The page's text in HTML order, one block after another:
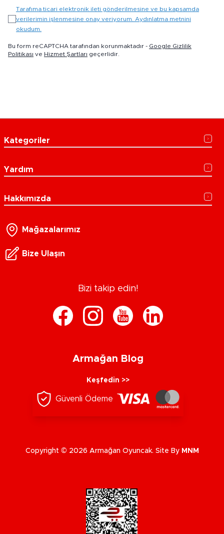
Tarafıma ticari elektronik ileti gönderilmesine ve bu kapsamda
verilerimin işlenmesine onay veriyorum. Aydınlatma metnini
okudum.
Bu form reCAPTCHA tarafından korunmaktadır - Google Gizlilik
Politikası ve Hizmet Şartları geçerlidir.
Kategoriler
Yardım
Hakkımızda
Mağazalarımız
Bize Ulaşın
Bizi takip edin!
Armağan Blog
Keşfedin >>
Güvenli Ödeme
Copyright © 2026 Armağan Oyuncak. Site By MNM